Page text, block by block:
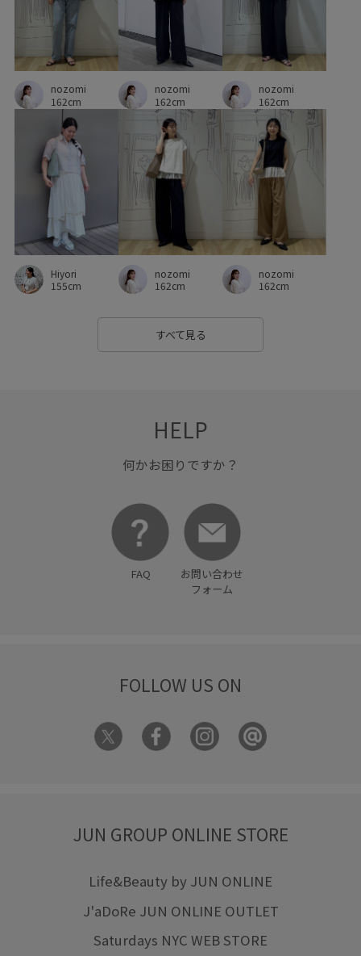
スラックス セットアップ ツイル生地
テーパード デイリー使い デニム生地 トレンド感
ナチュラル ニット ハイウエスト ハイライズ
バランスが取りやすい パンプス ビスチェ
フィット感 フラットシューズ フリーサイズ
プリーツスカート プルオーバー ヘンリーネック
ベルト ベーシック マーメイドスカート
ミディ丈 リブニット リラックス感 レイヤード
レイヤードコーデ レイヤードスタイル
レイヤードデザイン レイヤード風 ロングシーズン
ヴィンテージ ヴィンテージ感
着心地が良い 着映え
股上深め 脚長効果 落ち感
透け感 重ね着に重宝
nozomi
162cm
nozomi
162cm
nozomi
162cm
Hiyori
155cm
nozomi
162cm
nozomi
162cm
すべて見る
HELP
何かお困りですか？
FAQ
お問い合わせ
フォーム
FOLLOW US ON
JUN GROUP ONLINE STORE
Life&Beauty by JUN ONLINE
J'aDoRe JUN ONLINE OUTLET
Saturdays NYC WEB STORE